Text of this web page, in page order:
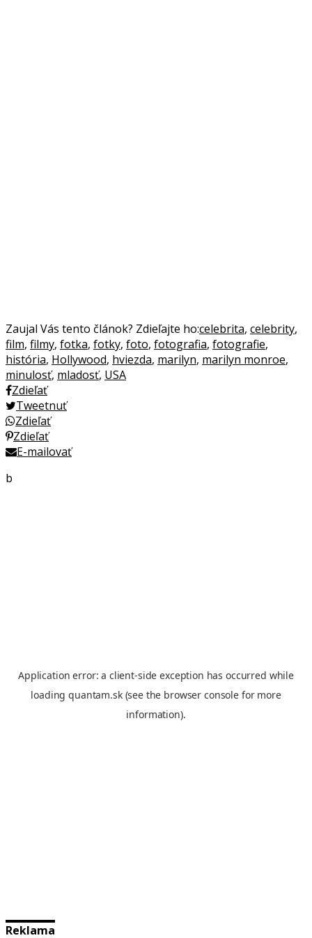
Zaujal Vás tento článok? Zdieľajte ho:celebrita, celebrity,
film, filmy, fotka, fotky, foto, fotografia, fotografie,
história, Hollywood, hviezda, marilyn, marilyn monroe,
minulosť, mladosť, USA
Zdieľať
Tweetnuť
Zdieľať
Zdieľať
E-mailovať
b
Reklama